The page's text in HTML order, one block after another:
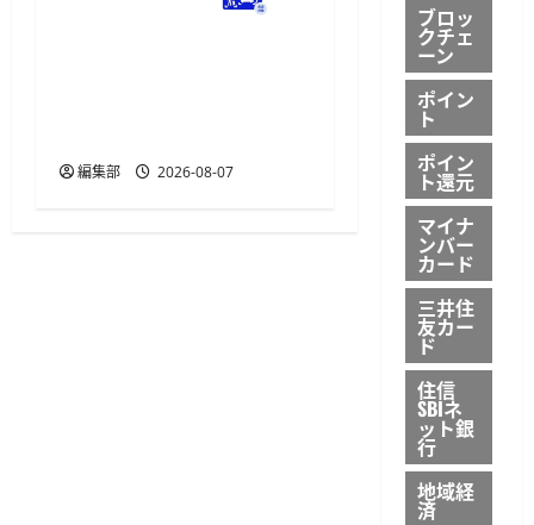
編集部 2026-08-07
ブロッ
クチェ
ーン
ポイン
ト
ポイン
ト還元
マイナ
ンバー
カード
三井住
友カー
ド
住信
SBIネ
ット銀
行
地域経
済